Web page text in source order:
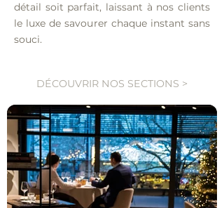
détail soit parfait, laissant à nos clients
le luxe de savourer chaque instant sans
souci.
DÉCOUVRIR NOS SECTIONS >